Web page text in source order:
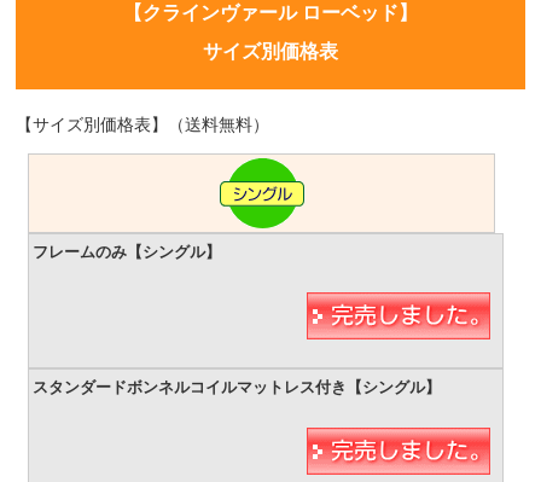
【クラインヴァール ローベッド】
サイズ別価格表
【サイズ別価格表】（送料無料）